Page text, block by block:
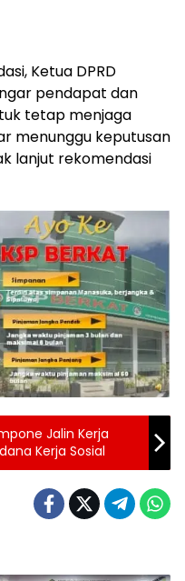
Ketua DPRD
pendapat dan
tetap menjaga
menunggu keputusan
lanjut rekomendasi
Jalin Kerja
Kerja Sosial